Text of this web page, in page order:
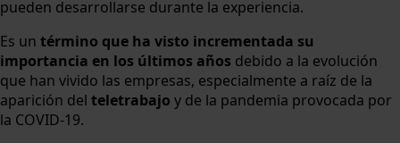
pueden desarrollarse durante la experiencia.
Es un término que ha visto incrementada su
importancia en los últimos años debido a la evolución
que han vivido las empresas, especialmente a raíz de la
aparición del teletrabajo y de la pandemia provocada por
la COVID-19.